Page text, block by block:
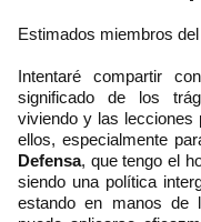
Estimados miembros
Intentaré compartir
significado de los
viviendo y las lecciones
ellos, especialmente
Defensa, que tengo el
siendo una política
estando en manos de